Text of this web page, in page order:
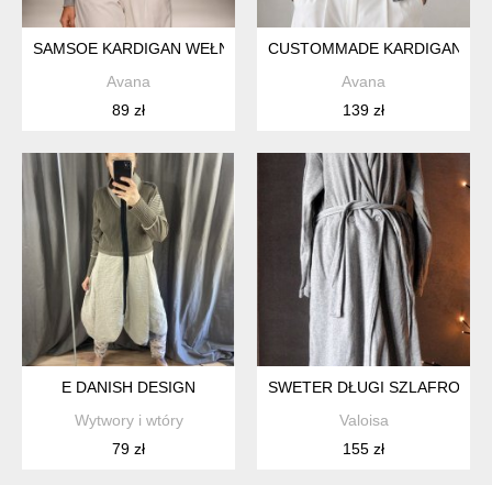
SAMSOE KARDIGAN WEŁNA
Avana
89 zł
CUSTOMMADE KARDIGAN Z
Avana
139 zł
E DANISH DESIGN
Wytwory i wtóry
79 zł
SWETER DŁUGI
Valoisa
155 zł